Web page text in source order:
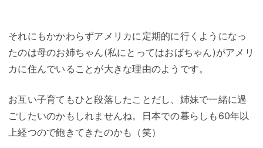
それにもかかわらずアメリカに定期的に行くようになっ
たのは母のお姉ちゃん(私にとってはおばちゃん)がアメリ
カに住んでいることが大きな理由のようです。
お互い子育てもひと段落したことだし、姉妹で一緒に過
ごしたいのかもしれませんね。日本での暮らしも60年以
上経つので飽きてきたのかも（笑）